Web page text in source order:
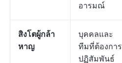
อารมณ์
สิงโตผู้กล้า
หาญ
บุคคลและ
ทีมที่ต้องการ
ปฏิสัมพันธ์